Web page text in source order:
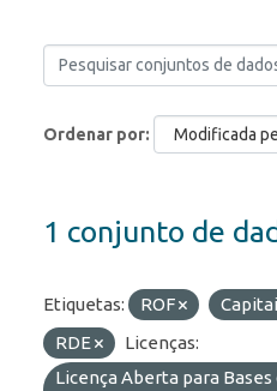
Ordenar por
1 conjunto de
Etiquetas: ROF
RDE
Licenças:
Licença Aberta para Bases